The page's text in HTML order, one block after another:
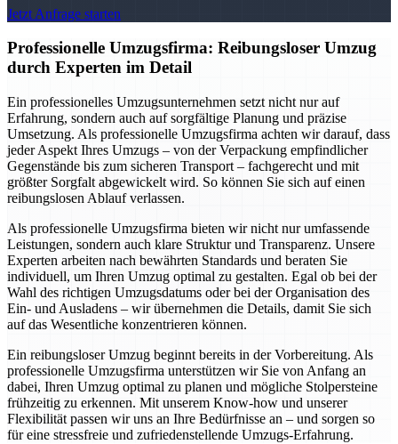
Jetzt Anfrage starten
Professionelle Umzugsfirma: Reibungsloser Umzug
durch Experten im Detail
Ein professionelles Umzugsunternehmen setzt nicht nur auf
Erfahrung, sondern auch auf sorgfältige Planung und präzise
Umsetzung. Als professionelle Umzugsfirma achten wir darauf, dass
jeder Aspekt Ihres Umzugs – von der Verpackung empfindlicher
Gegenstände bis zum sicheren Transport – fachgerecht und mit
größter Sorgfalt abgewickelt wird. So können Sie sich auf einen
reibungslosen Ablauf verlassen.
Als professionelle Umzugsfirma bieten wir nicht nur umfassende
Leistungen, sondern auch klare Struktur und Transparenz. Unsere
Experten arbeiten nach bewährten Standards und beraten Sie
individuell, um Ihren Umzug optimal zu gestalten. Egal ob bei der
Wahl des richtigen Umzugsdatums oder bei der Organisation des
Ein- und Ausladens – wir übernehmen die Details, damit Sie sich
auf das Wesentliche konzentrieren können.
Ein reibungsloser Umzug beginnt bereits in der Vorbereitung. Als
professionelle Umzugsfirma unterstützen wir Sie von Anfang an
dabei, Ihren Umzug optimal zu planen und mögliche Stolpersteine
frühzeitig zu erkennen. Mit unserem Know-how und unserer
Flexibilität passen wir uns an Ihre Bedürfnisse an – und sorgen so
für eine stressfreie und zufriedenstellende Umzugs-Erfahrung.